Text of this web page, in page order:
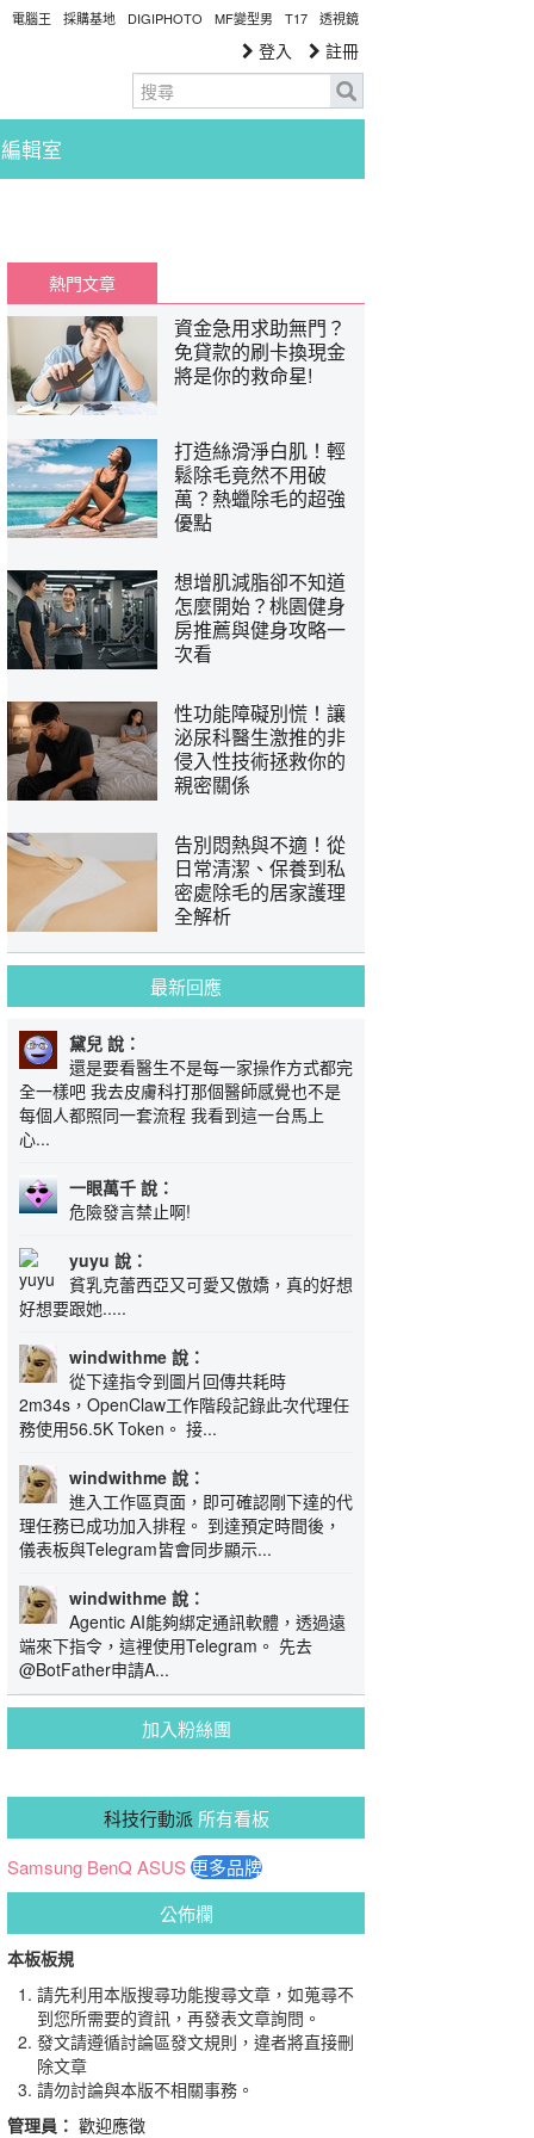
電腦王 採購基地 DIGIPHOTO MF變型男 T17 透視鏡
登入 註冊
編輯室
熱門文章
資金急用求助無門？
免貸款的刷卡換現金
將是你的救命星!
打造絲滑淨白肌！輕
鬆除毛竟然不用破
萬？熱蠟除毛的超強
優點
想增肌減脂卻不知道
怎麼開始？桃園健身
房推薦與健身攻略一
次看
性功能障礙別慌！讓
泌尿科醫生激推的非
侵入性技術拯救你的
親密關係
告別悶熱與不適！從
日常清潔、保養到私
密處除毛的居家護理
全解析
最新回應
黛兒 說：
還是要看醫生不是每一家操作方式都完
全一樣吧 我去皮膚科打那個醫師感覺也不是
每個人都照同一套流程 我看到這一台馬上
心...
一眼萬千 說：
危險發言禁止啊!
yuyu 說：
貧乳克蕾西亞又可愛又傲嬌，真的好想
好想要跟她.....
windwithme 說：
從下達指令到圖片回傳共耗時
2m34s，OpenClaw工作階段記錄此次代理任
務使用56.5K Token。 接...
windwithme 說：
進入工作區頁面，即可確認剛下達的代
理任務已成功加入排程。 到達預定時間後，
儀表板與Telegram皆會同步顯示...
windwithme 說：
Agentic AI能夠綁定通訊軟體，透過遠
端來下指令，這裡使用Telegram。 先去
@BotFather申請A...
加入粉絲團
科技行動派 所有看板
Samsung BenQ ASUS更多品牌
公佈欄
本板板規
請先利用本版搜尋功能搜尋文章，如蒐尋不
到您所需要的資訊，再發表文章詢問。
發文請遵循討論區發文規則，違者將直接刪
除文章
請勿討論與本版不相關事務。
管理員： 歡迎應徵